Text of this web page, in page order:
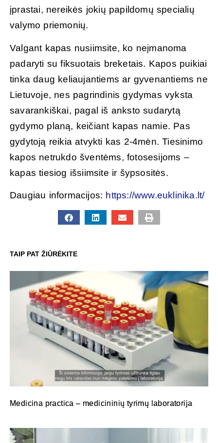
įprastai, nereikės jokių papildomų specialių
valymo priemonių.
Valgant kapas nusiimsite, ko neįmanoma
padaryti su fiksuotais breketais. Kapos puikiai
tinka daug keliaujantiems ar gyvenantiems ne
Lietuvoje, nes pagrindinis gydymas vyksta
savarankiškai, pagal iš anksto sudarytą
gydymo planą, keičiant kapas namie. Pas
gydytoją reikia atvykti kas 2-4mėn. Tiesinimo
kapos netrukdo šventėms, fotosesijoms –
kapas tiesiog išsiimsite ir šypsositės.
Daugiau informacijos: https://www.euklinika.lt/
TAIP PAT ŽIŪRĖKITE
Medicina practica – medicininių tyrimų laboratorija